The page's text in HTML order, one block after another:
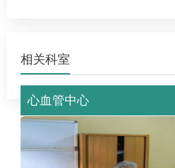
相关科室
心血管中心